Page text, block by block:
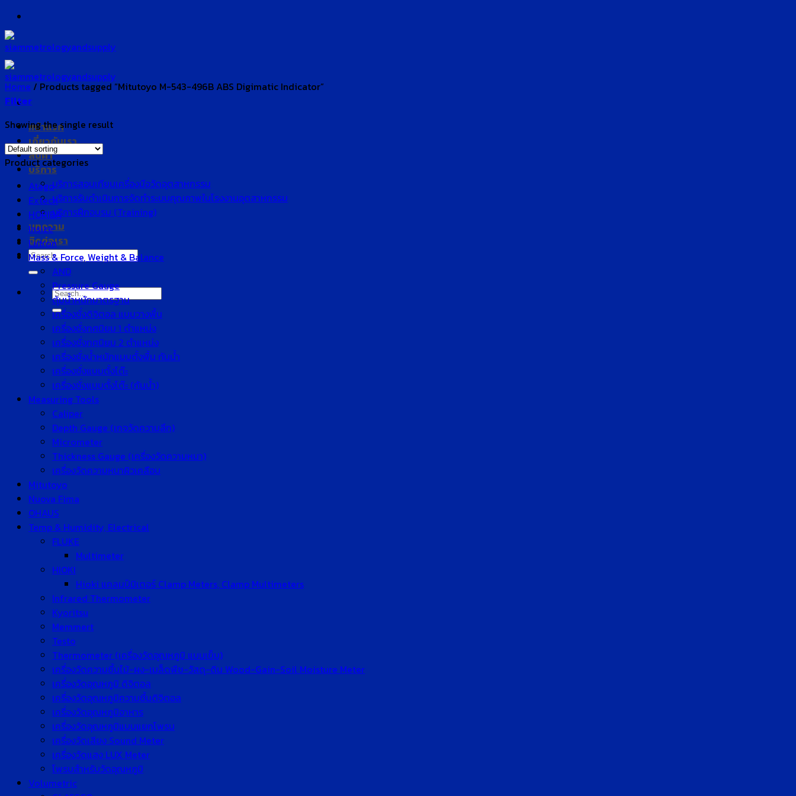
Skip
to
content
หน้าแรก
เกี่ยวกับเรา
สินค้า
บริการ
บริการสอบเทียบเครื่องมือวัดอุตสาหกรรม
บริการรับดำเนินการจัดทำระบบคุณภาพในโรงงานอุตสาหกรรม
บริการฝึกอบรม (Training)
บทความ
ติดต่อเรา
Search
for:
Search
for:
Home / Products tagged “Mitutoyo M-543-496B ABS Digimatic Indicator”
Filter
Showing the single result
Product categories
Atago
Extech
HORIBA
Insize
Lutron
Mass & Force, Weight & Balance
AND
Pressure Gauge
ตุ้มน้ำหนักมาตรฐาน
เครื่องชั่งดิจิตอล แบบวางพื้น
เครื่องชั่งทศนิยม 1 ตำแหน่ง
เครื่องชั่งทศนิยม 2 ตำแหน่ง
เครื่องชั่งน้ำหนักแบบตั้งพื้น กันน้ำ
เครื่องชั่งแบบตั้งโต๊ะ
เครื่องชั่งแบบตั้งโต๊ะ (กันน้ำ)
Measuring Tools
Caliper
Depth Gauge (เกจวัดความลึก)
Micrometer
Thickness Gauge (เครื่องวัดความหนา)
เครื่องวัดความหนาผิวเคลือบ
Mitutoyo
Nuova Fima
OHAUS
Temp & Humidity, Electrical
FLUKE
Multimeter
HIOKI
Hioki แคลมป์มิเตอร์ Clamp Meters, Clamp Multimeters
Infrared Thermometer
Kyoritsu
Memmert
Testo
Thermometer (เครื่องวัดอุณหภูมิ แบบเข็ม)
เครื่องวัดความชื้นไม้-ผง-เมล็ดพืช-วัสดุ-ดิน Wood-Gain-Soil Moisture Meter
เครื่องวัดอุณหภูมิ ดิจิตอล
เครื่องวัดอุณหภูมิความชื้นดิจิตอล
เครื่องวัดอุณหภูมิอาหาร
เครื่องวัดอุณหภูมิแบบแยกโพรบ
เครื่องวัดเสียง Sound Meter
เครื่องวัดแสง LUX Meter
โพรบสำหรับวัดอุณหภูมิ
Volumetric